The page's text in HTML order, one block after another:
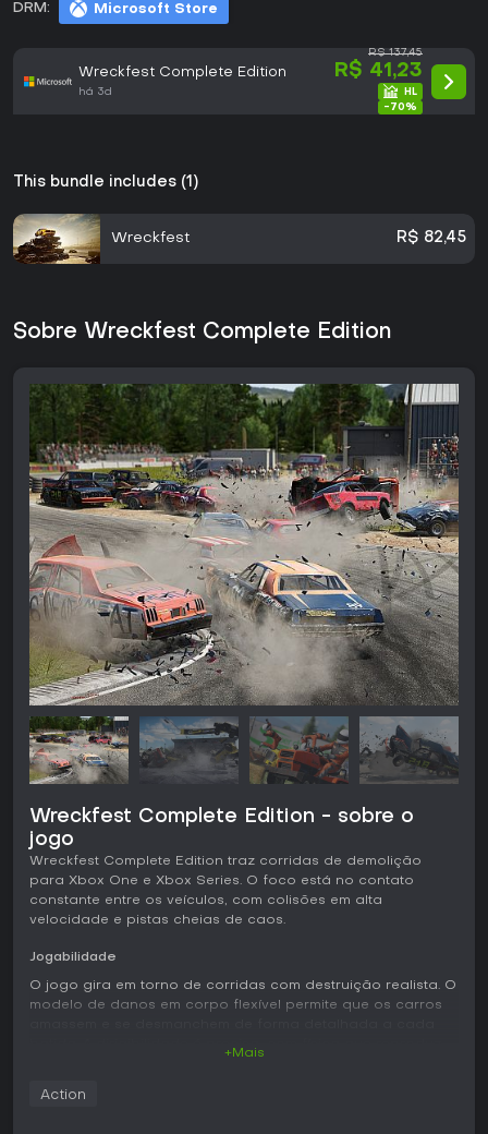
DRM: Microsoft Store
Wreckfest Complete Edition
há 3d
R$ 137,45
R$ 41,23
-70%
This bundle includes (1)
Wreckfest R$ 82,45
Sobre Wreckfest Complete Edition
Wreckfest Complete Edition - sobre o
jogo
Wreckfest Complete Edition traz corridas de demolição
para Xbox One e Xbox Series. O foco está no contato
constante entre os veículos, com colisões em alta
velocidade e pistas cheias de caos.
Jogabilidade
O jogo gira em torno de corridas com destruição realista. O
modelo de danos em corpo flexível permite que os carros
+Mais
Action